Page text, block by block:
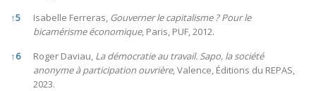
↑5 Isabelle Ferreras, Gouverner le capitalisme ? Pour le
bicamérisme économique, Paris, PUF, 2012.
↑6 Roger Daviau, La démocratie au travail. Sapo, la société
anonyme à participation ouvrière, Valence, Éditions du REPAS,
2023.